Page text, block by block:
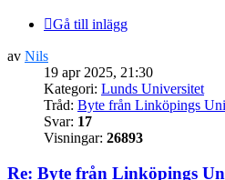
Gå till inlägg
av Nils
19 apr 2025, 21:30
Kategori: Lunds Universitet
Tråd: Byte från Linköpings
Svar: 17
Visningar: 26893
Re: Byte från Linköpings